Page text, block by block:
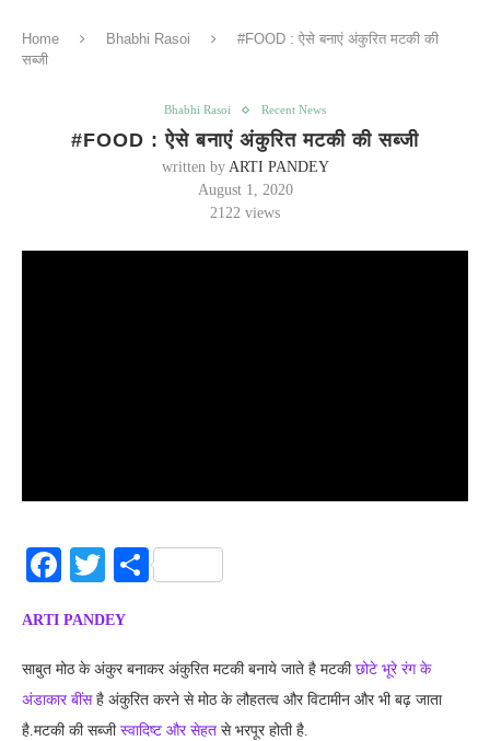
Home Bhabhi Rasoi
#FOOD : ऐसे बनाएं अंकुरित मटकी की
सब्जी
Bhabhi Rasoi Recent News
#FOOD : ऐसे बनाएं अंकुरित मटकी की सब्जी
written by ARTI PANDEY
August 1, 2020
2122 views
Facebook
Twitter
Share
ARTI PANDEY
साबुत मोठ के अंकुर बनाकर अंकुरित मटकी बनाये जाते है मटकी छोटे भूरे रंग के
अंडाकार बींसहै अंकुरित करने से मोठ के लौहतत्व और विटामीन और भी बढ़ जाता
है.मटकी की सब्जीस्वादिष्ट और सेहत से भरपूर होती है.